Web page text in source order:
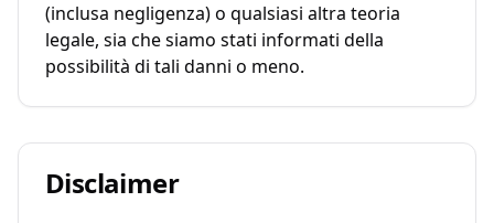
(inclusa negligenza) o qualsiasi altra teoria
legale, sia che siamo stati informati della
possibilità di tali danni o meno.
Disclaimer